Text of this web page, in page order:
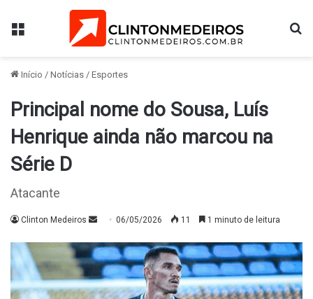
Menu
Início / Notícias / Esportes
Principal nome do Sousa, Luís
Henrique ainda não marcou na
Série D
Atacante
Clinton Medeiros
Mande
e-
mail
06/05/2026 11 1 minuto de leitura